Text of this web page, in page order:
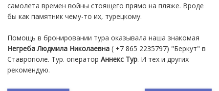
самолета времен войны стоящего прямо на пляже. Вроде
бы как памятник чему-то их, турецкому.
Помощь в бронировании тура оказывала наша знакомая
Негреба Людмила Николаевна ( +7 865 2235797) "Беркут" в
Ставрополе. Тур. оператор Аннекс Тур. И тех и других
рекомендую.